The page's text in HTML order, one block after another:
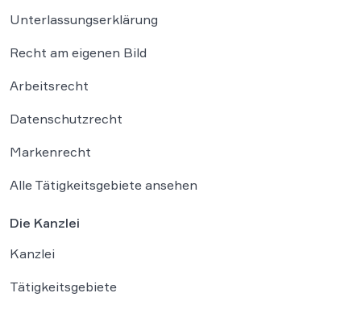
Unterlassungserklärung
Recht am eigenen Bild
Arbeitsrecht
Datenschutzrecht
Markenrecht
Alle Tätigkeitsgebiete ansehen
Die Kanzlei
Kanzlei
Tätigkeitsgebiete